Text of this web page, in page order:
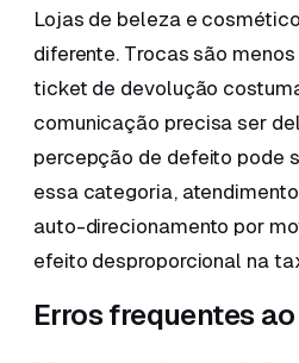
Lojas de beleza e
diferente. Trocas são
ticket de devolução
comunicação precisa ser
percepção de defeito pode
essa categoria,
auto-direcionamento por
efeito desproporcional na
Erros frequentes